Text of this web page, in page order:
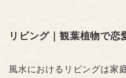
リビング｜観葉植物で恋
風水におけるリビングは家